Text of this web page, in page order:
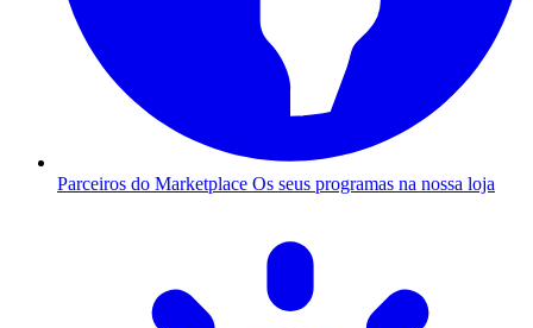
Parceiros do Marketplace Os seus programas na nossa loja